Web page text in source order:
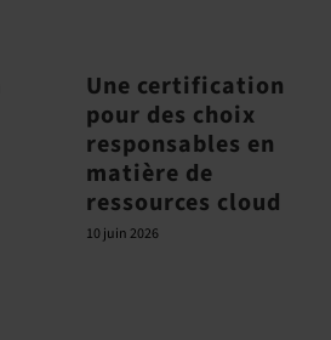
Une certification
pour des choix
responsables en
matière de
ressources cloud
10 juin 2026